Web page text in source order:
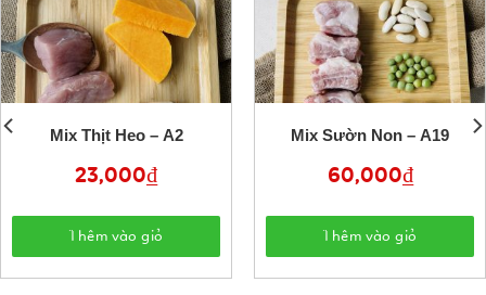
Mix Thịt Heo – A2
23,000₫
Thêm vào giỏ
Mix Sườn Non – A19
60,000₫
Thêm vào giỏ